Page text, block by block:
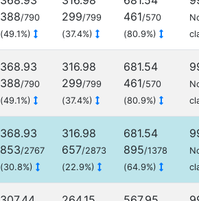
388/790
(49.1%)
299/799
(37.4%)
461/570
(80.9%)
368.93
388/790
(49.1%)
316.98
299/799
(37.4%)
681.54
461/570
(80.9%)
368.93
853/2767
(30.8%)
316.98
657/2873
(22.9%)
681.54
895/1378
(64.9%)